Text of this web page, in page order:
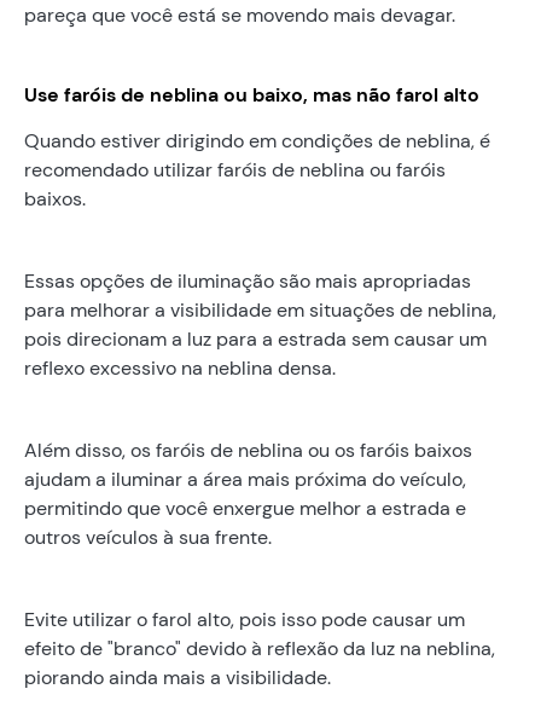
pareça que você está se movendo mais devagar.
Use faróis de neblina ou baixo, mas não farol alto
Quando estiver dirigindo em condições de neblina, é
recomendado utilizar faróis de neblina ou faróis
baixos.
Essas opções de iluminação são mais apropriadas
para melhorar a visibilidade em situações de neblina,
pois direcionam a luz para a estrada sem causar um
reflexo excessivo na neblina densa.
Além disso, os faróis de neblina ou os faróis baixos
ajudam a iluminar a área mais próxima do veículo,
permitindo que você enxergue melhor a estrada e
outros veículos à sua frente.
Evite utilizar o farol alto, pois isso pode causar um
efeito de "branco" devido à reflexão da luz na neblina,
piorando ainda mais a visibilidade.